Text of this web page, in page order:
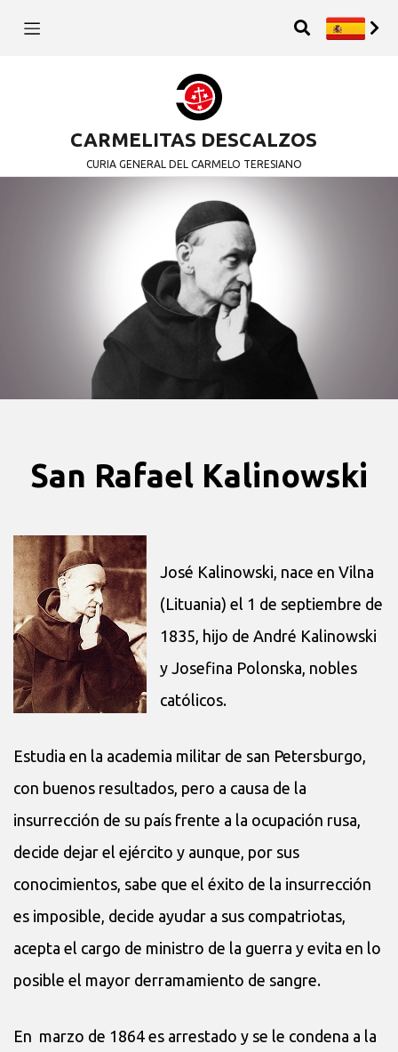
CARMELITAS DESCALZOS
CURIA GENERAL DEL CARMELO TERESIANO
San Rafael Kalinowski
José Kalinowski, nace en Vilna
(Lituania) el 1 de septiembre de
1835, hijo de André Kalinowski
y Josefina Polonska, nobles
católicos.
Estudia en la academia militar de san Petersburgo,
con buenos resultados, pero a causa de la
insurrección de su país frente a la ocupación rusa,
decide dejar el ejército y aunque, por sus
conocimientos, sabe que el éxito de la insurrección
es imposible, decide ayudar a sus compatriotas,
acepta el cargo de ministro de la guerra y evita en lo
posible el mayor derramamiento de sangre.
En marzo de 1864 es arrestado y se le condena a la